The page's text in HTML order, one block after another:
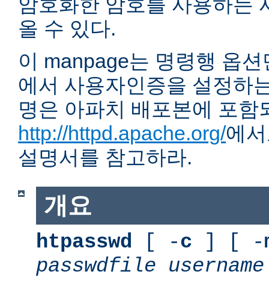
올 수 있다.
이 manpage는 명령행 옵
에서 사용자인증을 설정하
명은 아파치 배포본에 포함
http://httpd.apache.org/에
설명서를 참고하라.
개요
htpasswd [ -c ] [ -
passwdfile
username